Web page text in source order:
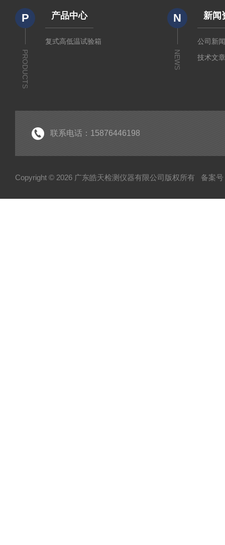
P
PRODUCTS
产品中心
复式高低温试验箱
N
NEWS
新闻
公司新
技术文
联系电话：15876446198
Copyright © 2026 广东皓天检测仪器有限公司版权所有 备案号